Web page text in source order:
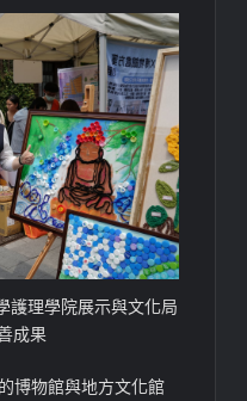
護理學院展示與文化局
成果
博物館與地方文化館